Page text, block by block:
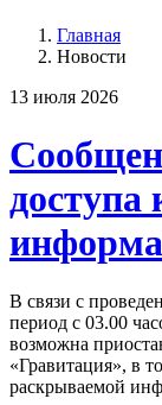
Главная
Новости
13 июля 2026
доступа
В связи с
период с 03.00
возможна
«Гравитация», в
раскрываемой